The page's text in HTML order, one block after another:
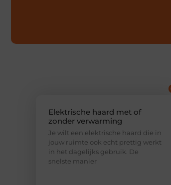
Elektrische haard met of
zonder verwarming
Je wilt een elektrische haard die in
jouw ruimte ook echt prettig werkt
in het dagelijks gebruik. De
snelste manier